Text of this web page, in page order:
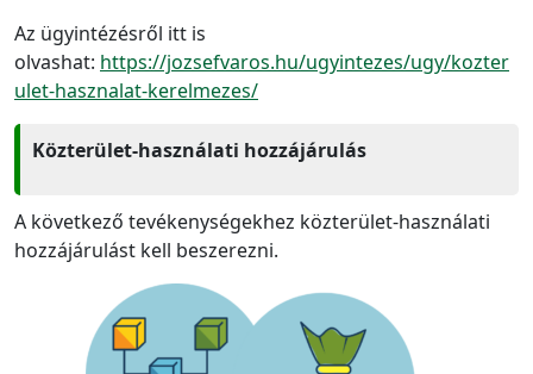
Az ügyintézésről itt is
olvashat: https://jozsefvaros.hu/ugyintezes/ugy/kozter
ulet-hasznalat-kerelmezes/
Közterület-használati hozzájárulás
A következő tevékenységekhez közterület-használati
hozzájárulást kell beszerezni.